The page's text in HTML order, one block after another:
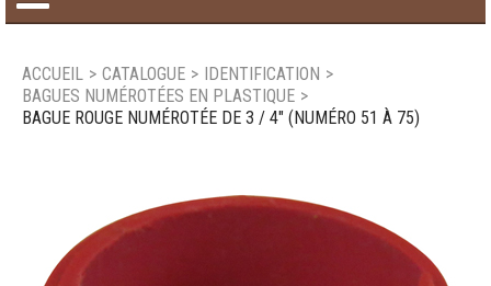
Catalogue de produit
ACCUEIL > CATALOGUE > IDENTIFICATION >
BAGUES NUMÉROTÉES EN PLASTIQUE >
BAGUE ROUGE NUMÉROTÉE DE 3 / 4" (NUMÉRO 51 À 75)